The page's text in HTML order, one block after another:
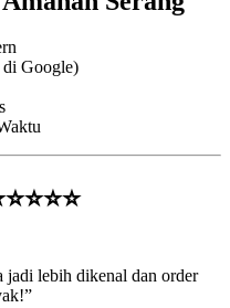
Google)
jadi lebih dikenal dan order